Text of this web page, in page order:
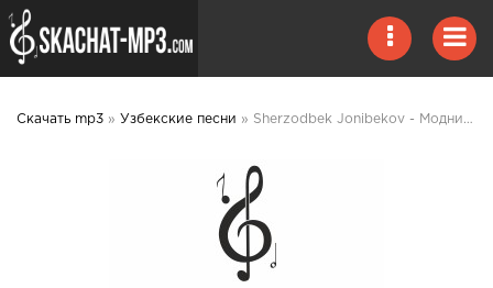
Скачать mp3 » Узбекские песни » Sherzodbek Jonibekov - Модница mp3 скачать